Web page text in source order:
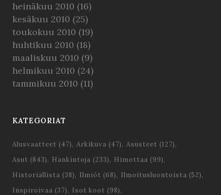
heinäkuu 2010 (16)
kesäkuu 2010 (25)
toukokuu 2010 (19)
huhtikuu 2010 (18)
maaliskuu 2010 (9)
helmikuu 2010 (24)
tammikuu 2010 (11)
KATEGORIAT
Alusvaatteet (47) Arkikuva (47) Asusteet (127)
Asut (843) Hankintoja (233) Himottaa (99)
Historiallista (38) Ilmiöt (68) Ilmoitusluontoista (52)
Inspiroivaa (37) Isot koot (98)